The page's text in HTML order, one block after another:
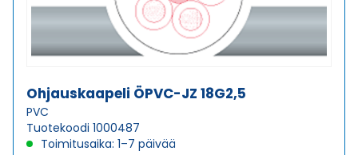
Ohjauskaapeli ÖPVC-JZ 18G2,5
PVC
Tuotekoodi 1000487
Toimitusaika: 1–7 päivää